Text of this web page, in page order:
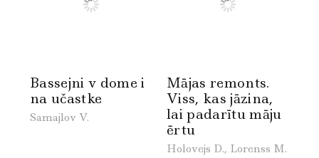
Bassejni v dome i
na učastke
Samajlov V.
Mājas remonts.
Viss, kas jāzina,
lai padarītu māju
ērtu
Holovejs D., Lorenss M.